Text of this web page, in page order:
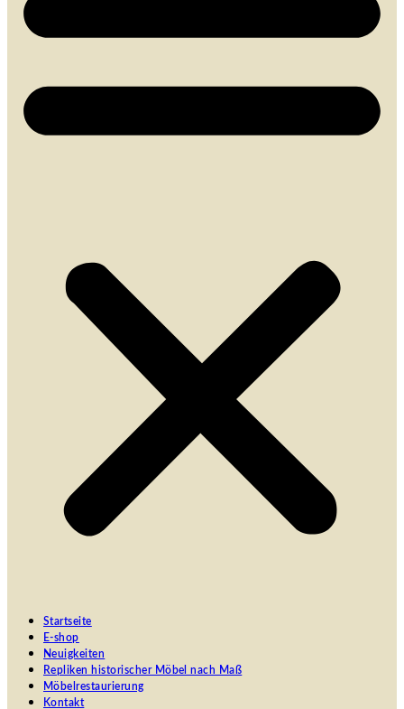
Startseite
E-shop
Neuigkeiten
Repliken historischer Möbel nach Maß
Möbelrestaurierung
Kontakt